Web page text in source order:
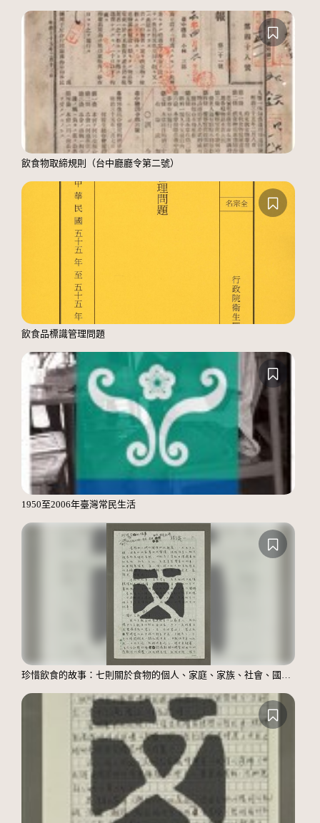
飲食物取締規則（台中廳廳令第二號）
飲食品標識管理問題
1950至2006年臺灣常民生活
珍惜飲食的故事：七則關於食物的個人、家庭、家族、社會、國族記憶